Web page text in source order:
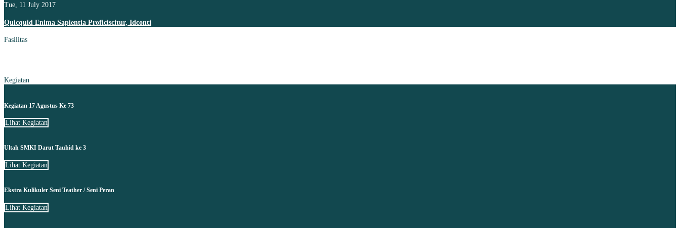
Tue, 11 July 2017
Quicquid Enima Sapientia Proficiscitur, Idconti
Fasilitas
Kegiatan
Kegiatan 17 Agustus Ke 73
Lihat Kegiatan
Ultah SMKI Darut Tauhid ke 3
Lihat Kegiatan
Ekstra Kulikuler Seni Teather / Seni Peran
Lihat Kegiatan